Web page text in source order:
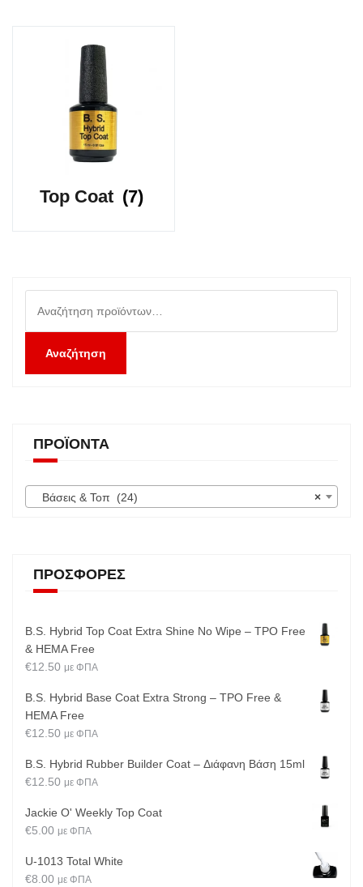
Top Coat (7)
για:
Αναζήτηση
ΠΡΟΪΌΝΤΑ
×
Βάσεις & Τοπ (24)
ΠΡΟΣΦΟΡΈΣ
B.S. Hybrid Top Coat Extra Shine No Wipe – TPO Free
& HEMA Free
€12.50 με ΦΠΑ
B.S. Hybrid Base Coat Extra Strong – TPO Free &
HEMA Free
€12.50 με ΦΠΑ
B.S. Hybrid Rubber Builder Coat – Διάφανη Βάση 15ml
€12.50 με ΦΠΑ
Jackie O' Weekly Top Coat
€5.00 με ΦΠΑ
U-1013 Total White
€8.00 με ΦΠΑ